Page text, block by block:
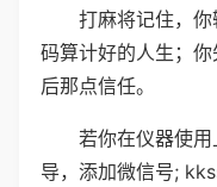
打麻将记住，
码算计好的人生；
后那点信任。
若你在仪器使
导，添加微信号;